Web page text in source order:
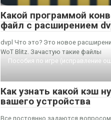
Какой программой
файл с расширением
dvpl Что это? Это новое
WoT Blitz. Зачастую такие файлы
Пособия по игре (исправление
Как узнать какой кэш
вашего устройства
Все постоянно задаются